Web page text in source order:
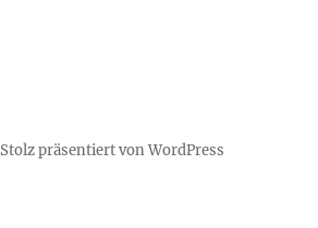
Stolz präsentiert von WordPress